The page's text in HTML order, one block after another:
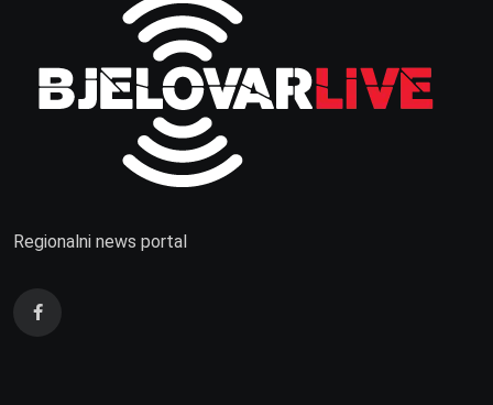
Regionalni news portal